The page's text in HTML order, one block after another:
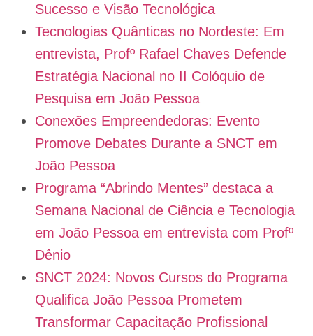
Sucesso e Visão Tecnológica
Tecnologias Quânticas no Nordeste: Em
entrevista, Profº Rafael Chaves Defende
Estratégia Nacional no II Colóquio de
Pesquisa em João Pessoa
Conexões Empreendedoras: Evento
Promove Debates Durante a SNCT em
João Pessoa
Programa “Abrindo Mentes” destaca a
Semana Nacional de Ciência e Tecnologia
em João Pessoa em entrevista com Profº
Dênio
SNCT 2024: Novos Cursos do Programa
Qualifica João Pessoa Prometem
Transformar Capacitação Profissional